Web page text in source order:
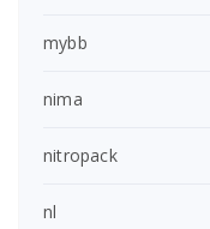
mybb
nima
nitropack
nl